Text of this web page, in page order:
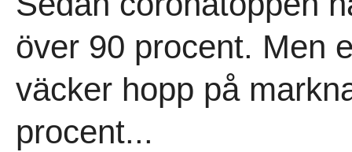
över 90 procent. Men
väcker hopp på
procent...